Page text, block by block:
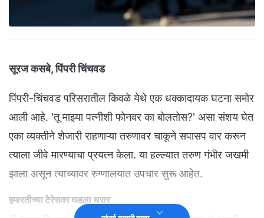
सूरज कसबे, पिंपरी चिंचवड
पिंपरी-चिंचवड परिसरातील किवळे येथे एक धक्कादायक घटना समोर
आली आहे. 'तू माझ्या पत्नीशी फोनवर का बोलतोस?' असा संशय घेत
एका व्यक्तीने शेजारी राहणाऱ्या तरुणावर चाकूने सपासप वार करून
त्याला जीवे मारण्याचा प्रयत्न केला. या हल्ल्यात तरुण गंभीर जखमी
झाला असून त्याच्यावर रुग्णालयात उपचार सुरू आहेत.
इमारतीच्या टेरेसवर घडला थरार